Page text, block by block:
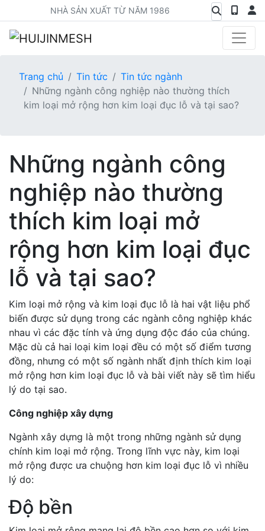
NHÀ SẢN XUẤT TỪ NĂM 1986
Trang chủ Tin tức
Tin tức ngành
Những ngành công nghiệp nào thường thích
kim loại mở rộng hơn kim loại đục lỗ và tại sao?
Những ngành công
nghiệp nào thường
thích kim loại mở
rộng hơn kim loại đục
lỗ và tại sao?
Kim loại mở rộng và kim loại đục lỗ là hai vật liệu phổ
biến được sử dụng trong các ngành công nghiệp khác
nhau vì các đặc tính và ứng dụng độc đáo của chúng.
Mặc dù cả hai loại kim loại đều có một số điểm tương
đồng, nhưng có một số ngành nhất định thích kim loại
mở rộng hơn kim loại đục lỗ và bài viết này sẽ tìm hiểu
lý do tại sao.
Công nghiệp xây dựng
Ngành xây dựng là một trong những ngành sử dụng
chính kim loại mở rộng. Trong lĩnh vực này, kim loại
mở rộng được ưa chuộng hơn kim loại đục lỗ vì nhiều
lý do:
Độ bền